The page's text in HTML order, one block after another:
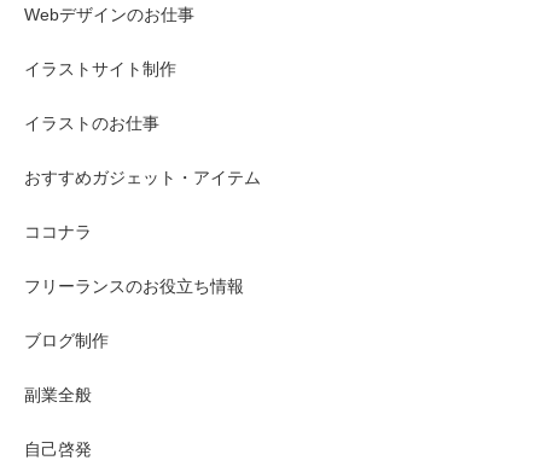
Webデザインのお仕事
イラストサイト制作
イラストのお仕事
おすすめガジェット・アイテム
ココナラ
フリーランスのお役立ち情報
ブログ制作
副業全般
自己啓発